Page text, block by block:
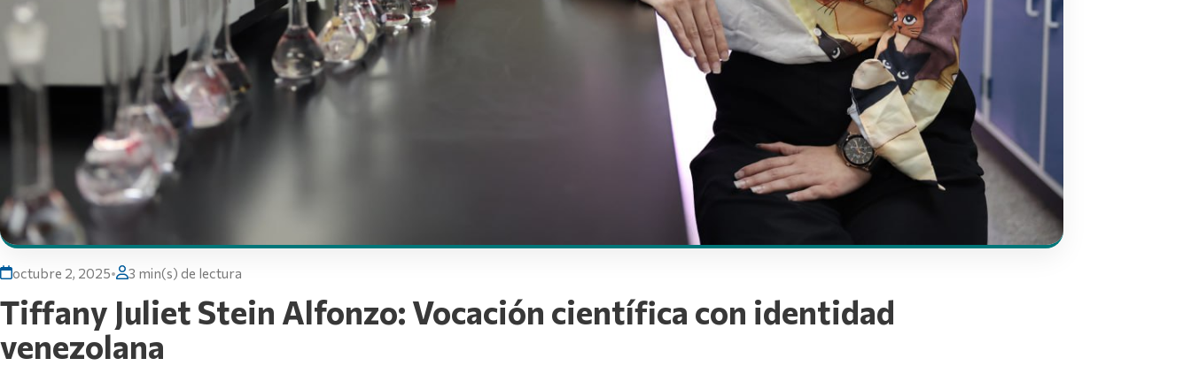
octubre 2, 2025• 3 min(s) de lectura
Tiffany Juliet Stein Alfonzo: Vocación científica con identidad
venezolana